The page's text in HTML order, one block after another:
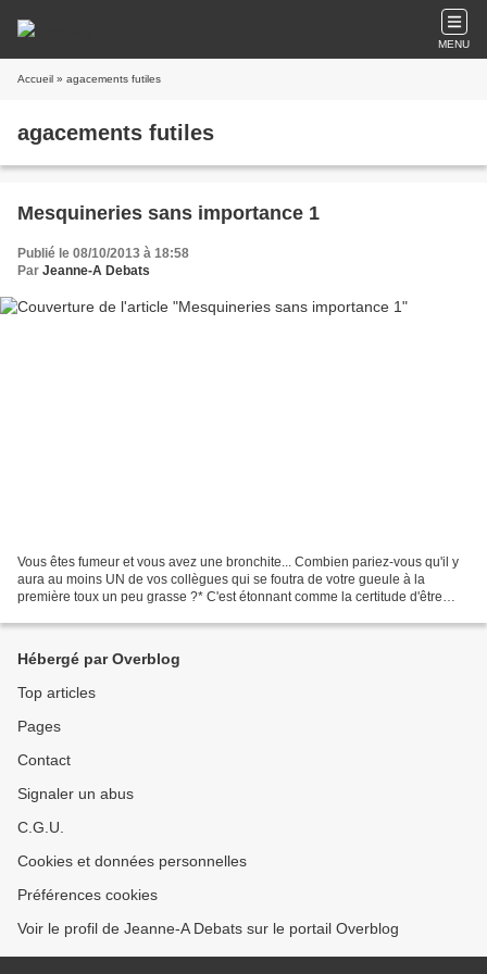
MENU
Accueil » agacements futiles
agacements futiles
Mesquineries sans importance 1
Publié le 08/10/2013 à 18:58
Par Jeanne-A Debats
Vous êtes fumeur et vous avez une bronchite... Combien pariez-vous qu'il y
aura au moins UN de vos collègues qui se foutra de votre gueule à la
première toux un peu grasse ?* C'est étonnant comme la certitude d'être
Hébergé par Overblog
Top articles
Pages
Contact
Signaler un abus
C.G.U.
Cookies et données personnelles
Préférences cookies
Voir le profil de Jeanne-A Debats sur le portail Overblog